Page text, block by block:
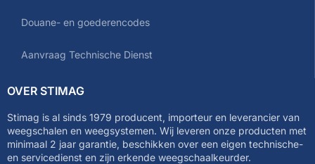
Douane- en goederencodes
Aanvraag Technische Dienst
OVER STIMAG
Stimag is al sinds 1979 producent, importeur en leverancier van
weegschalen en weegsystemen. Wij leveren onze producten met
minimaal 2 jaar garantie, beschikken over een eigen technische-
en servicedienst en zijn erkende weegschaalkeurder.